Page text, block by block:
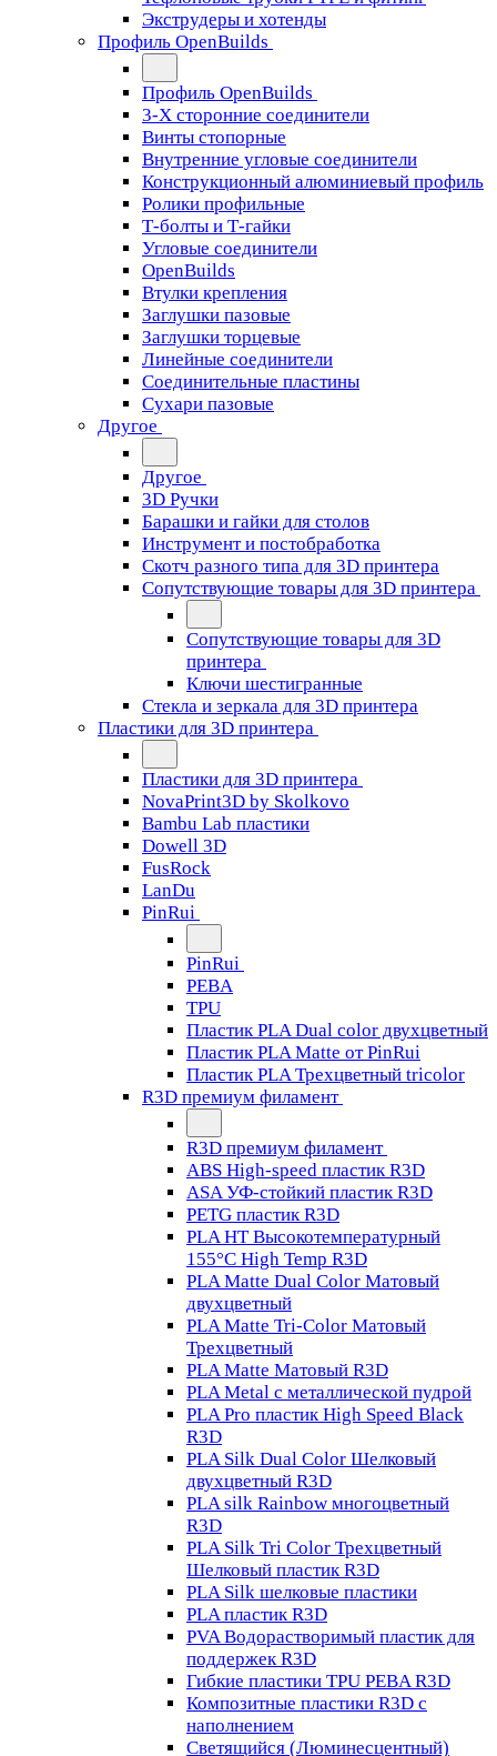
Экструдеры и хотенды
Профиль OpenBuilds
Профиль OpenBuilds
3-Х сторонние соединители
Винты стопорные
Внутренние угловые соединители
Конструкционный алюминиевый профиль
Ролики профильные
Т-болты и Т-гайки
Угловые соединители
OpenBuilds
Втулки крепления
Заглушки пазовые
Заглушки торцевые
Линейные соединители
Соединительные пластины
Сухари пазовые
Другое
Другое
3D Ручки
Барашки и гайки для столов
Инструмент и постобработка
Скотч разного типа для 3D принтера
Сопутствующие товары для 3D принтера
Сопутствующие товары для 3D
принтера
Ключи шестигранные
Стекла и зеркала для 3D принтера
Пластики для 3D принтера
Пластики для 3D принтера
NovaPrint3D by Skolkovo
Bambu Lab пластики
Dowell 3D
FusRock
LanDu
PinRui
PinRui
PEBA
TPU
Пластик PLA Dual color двухцветный
Пластик PLA Matte от PinRui
Пластик PLA Трехцветный tricolor
R3D премиум филамент
R3D премиум филамент
ABS High-speed пластик R3D
ASA УФ-стойкий пластик R3D
PETG пластик R3D
PLA HT Высокотемпературный
155°C High Temp R3D
PLA Matte Dual Color Матовый
двухцветный
PLA Matte Tri-Color Матовый
Трехцветный
PLA Matte Матовый R3D
PLA Metal с металлической пудрой
PLA Pro пластик High Speed Black
R3D
PLA Silk Dual Color Шелковый
двухцветный R3D
PLA silk Rainbow многоцветный
R3D
PLA Silk Tri Color Трехцветный
Шелковый пластик R3D
PLA Silk шелковые пластики
PLA пластик R3D
PVA Водорастворимый пластик для
поддержек R3D
Гибкие пластики TPU PEBA R3D
Композитные пластики R3D с
наполнением
Светящийся (Люминесцентный)